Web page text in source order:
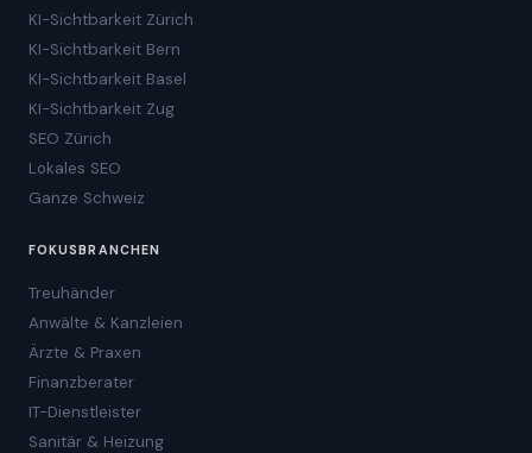
KI-Sichtbarkeit Zürich
KI-Sichtbarkeit Bern
KI-Sichtbarkeit Basel
KI-Sichtbarkeit Zug
SEO Zürich
Lokales SEO
Ganze Schweiz
FOKUSBRANCHEN
Treuhänder
Anwälte & Kanzleien
Ärzte & Praxen
Finanzberater
IT-Dienstleister
Sanitär & Heizung